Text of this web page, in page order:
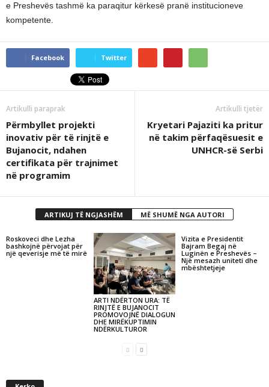
e Preshevës tashmë ka paraqitur kërkesë pranë institucioneve
kompetente.
Facebook Twitter
Artikulli paraprak
Përmbyllet projekti
inovativ për të rinjtë e
Bujanocit, ndahen
certifikata për trajnimet
në programim
Artikulli tjetër
Kryetari Pajaziti ka pritur
në takim përfaqësuesit e
UNHCR-së Serbi
ARTIKUJ TË NGJASHËM MË SHUMË NGA AUTORI
Roskoveci dhe Lezha
bashkojnë përvojat për
një qeverisje më të mirë
ARTI NDËRTON URA: TË
RINJTË E BUJANOCIT
PROMOVOJNË DIALOGUN
DHE MIRËKUPTIMIN
NDËRKULTUROR
Vizita e Presidentit
Bajram Begaj në
Luginën e Preshevës –
Një mesazh uniteti dhe
mbështetjeje